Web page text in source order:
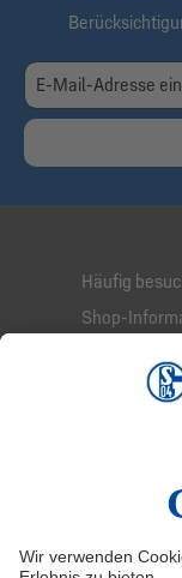
Häufig
Shop-
Service-